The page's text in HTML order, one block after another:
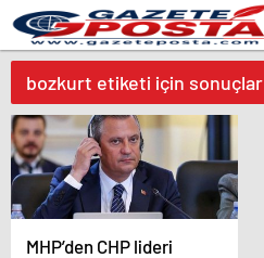
bozkurt etiketi için sonuçlar
MHP’den CHP lideri